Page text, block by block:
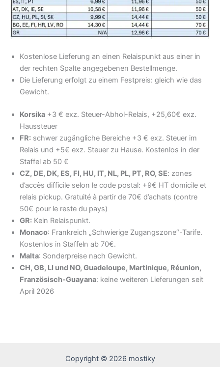
Kostenlose Lieferung an einen Relaispunkt aus einer in
der rechten Spalte angegebenen Bestellmenge.
Die Lieferung erfolgt zu einem Festpreis: gleich wie das
Gewicht.
Korsika +3 € exz. Steuer-Abhol-Relais, +25,60€ exz.
Haussteuer
FR: schwer zugängliche Bereiche +3 € exz. Steuer im
Relais und +5€ exz. Steuer zu Hause. Kostenlos in der
Staffel ab 50 €
CZ, DE, DK, ES, FI, HU, IT, NL, PL, PT, RO, SE: zones
d’accès difficile selon le code postal: +9€ HT domicile et
relais pickup. Gratuité à partir de 70€ d’achats (contre
50€ pour le reste du pays)
GR: Kein Relaispunkt.
Monaco: Frankreich „Schwierige Zugangszone“-Tarife.
Kostenlos in Staffeln ab 70€.
Malta: Sonderpreise nach Gewicht.
CH, GB, LI und NO, Guadeloupe, Martinique, Réunion,
Französisch-Guayana: keine weiteren Lieferungen seit
April 2026
Copyright © 2026 mostiky